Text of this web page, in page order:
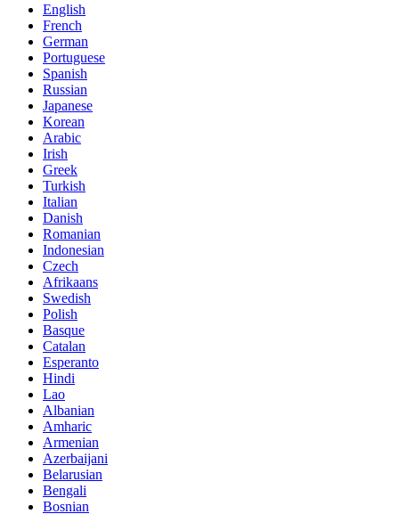
English
French
German
Portuguese
Spanish
Russian
Japanese
Korean
Arabic
Irish
Greek
Turkish
Italian
Danish
Romanian
Indonesian
Czech
Afrikaans
Swedish
Polish
Basque
Catalan
Esperanto
Hindi
Lao
Albanian
Amharic
Armenian
Azerbaijani
Belarusian
Bengali
Bosnian